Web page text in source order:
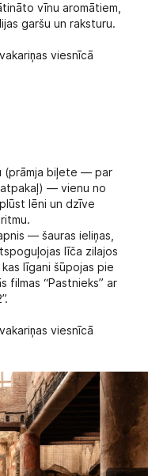
vīnu aromātiem,
garšu un raksturu.
viesnīcā
(prāmja biļete — par
— vienu no
lēni un dzīve
— šauras ieliņas,
līča zilajos
līgani šūpojas pie
filmas “Pastnieks” ar
viesnīcā